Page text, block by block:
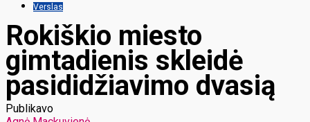
Verslas
Rokiškio miesto
gimtadienis skleidė
pasididžiavimo dvasią
Publikavo